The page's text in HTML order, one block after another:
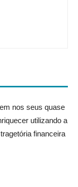
nos seus quase
utilizando a
financeira